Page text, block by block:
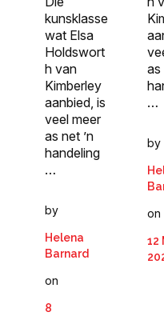
kunsklasse
wat Elsa
Holdswort
h van
Kimberley
aanbied, is
veel meer
as net ’n
handeling
…
by
Helena
Barnard
on
8
as
…
by
on
12